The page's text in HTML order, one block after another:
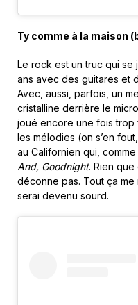
Ty comme à la maison
Le rock est un truc qui
ans avec des guitares et
Avec, aussi, parfois, un
cristalline derrière le
joué encore une fois trop
les mélodies (on s’en
au Californien qui,
And, Goodnight. Rien que
déconne pas. Tout ça
serai devenu sourd.